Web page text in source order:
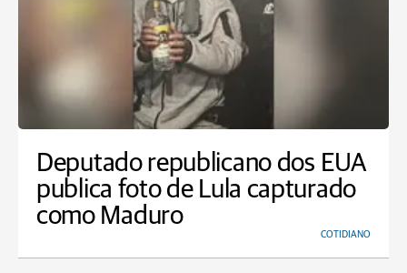
Deputado republicano dos EUA
publica foto de Lula capturado
como Maduro
COTIDIANO